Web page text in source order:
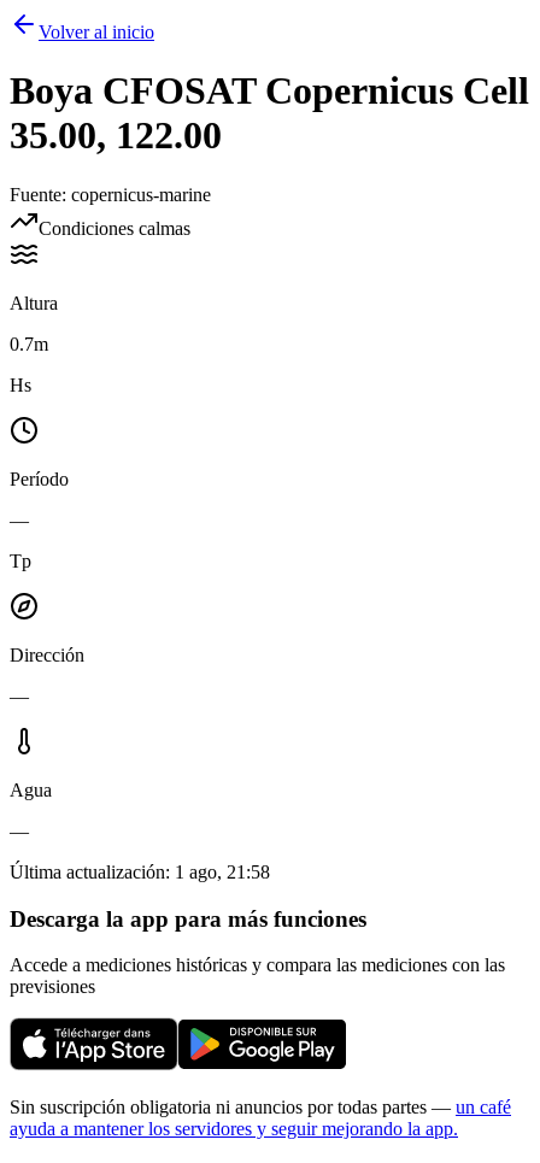
Volver al inicio
Boya CFOSAT Copernicus Cell
35.00, 122.00
Fuente: copernicus-marine
Condiciones calmas
Altura
0.7m
Hs
Período
—
Tp
Dirección
—
Agua
—
Última actualización: 1 ago, 21:58
Descarga la app para más funciones
Accede a mediciones históricas y compara las mediciones con las
previsiones
Sin suscripción obligatoria ni anuncios por todas partes — un café
ayuda a mantener los servidores y seguir mejorando la app.